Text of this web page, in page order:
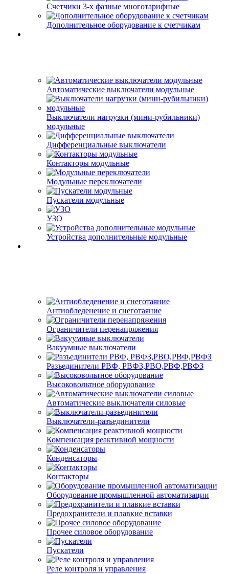
Счетчики 3-х фазные многотарифные
Дополнительное оборудование к счетчикам
Автоматические выключатели модульные
Выключатели нагрузки (мини-рубильники)
модульные
Дифференциальные выключатели
Контакторы модульные
Модульные переключатели
Пускатели модульные
УЗО
Устройства дополнительные модульные
Антиобледенение и снеготаяние
Ограничители перенапряжения
Вакуумные выключатели
Разъединители РВФ, РВФЗ,РВО,РВФ,РВФЗ
Высоковольтное оборудование
Автоматические выключатели cиловые
Выключатели-разъединители
Компенсация реактивной мощности
Конденсаторы
Контакторы
Оборудование промышленной автоматизации
Предохранители и плавкие вставки
Прочее силовое оборудование
Пускатели
Реле контроля и управления